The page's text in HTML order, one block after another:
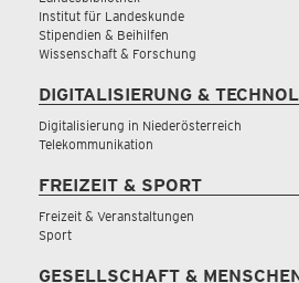
Institut für Landeskunde
Stipendien & Beihilfen
Wissenschaft & Forschung
DIGITALISIERUNG &
Digitalisierung in Niederösterreich
Telekommunikation
FREIZEIT & SPORT
Freizeit & Veranstaltungen
Sport
GESELLSCHAFT &